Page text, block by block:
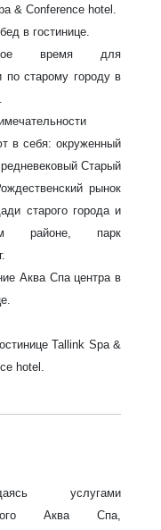
& Conference hotel.
в гостинице.
время для
по старому городу в
в себя: окруженный
Старый
рынок
старого города и
районе, парк
Аква Спа центра в
Tallink Spa &
hotel.
услугами
Аква Спа,